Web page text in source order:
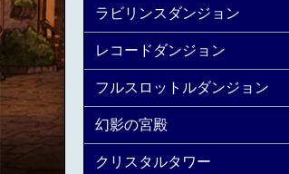
ラビリンスダンジョン
レコードダンジョン
フルスロットルダンジョン
幻影の宮殿
クリスタルタワー